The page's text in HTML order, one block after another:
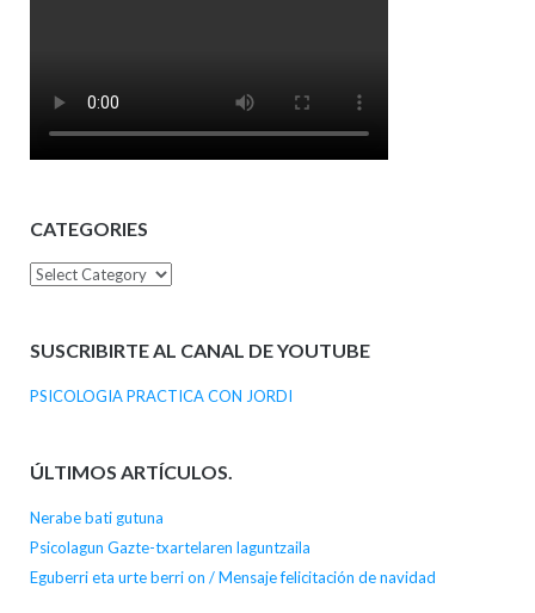
CATEGORIES
Categories
SUSCRIBIRTE AL CANAL DE YOUTUBE
PSICOLOGIA PRACTICA CON JORDI
ÚLTIMOS ARTÍCULOS.
Nerabe bati gutuna
Psicolagun Gazte-txartelaren laguntzaila
Eguberri eta urte berri on / Mensaje felicitación de navidad